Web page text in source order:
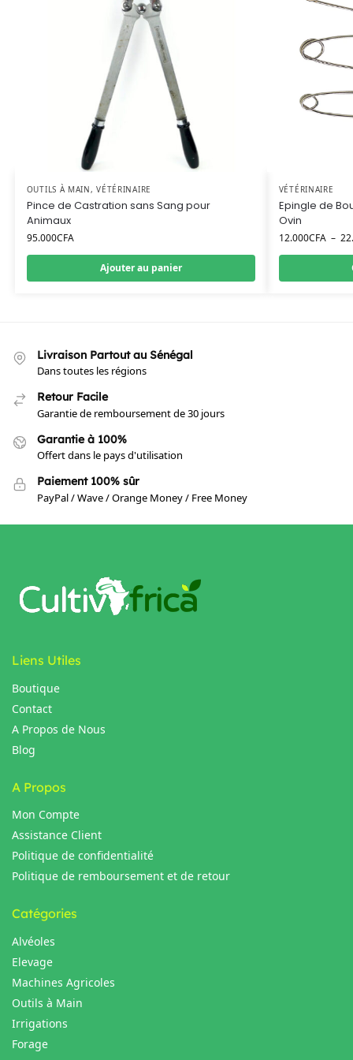
OUTILS À MAIN,VÉTÉRINAIRE
Pince de Castration sans Sang pour
Animaux
95.000CFA
Ajouter au panier
VÉTÉRINAIRE
Epingle de
Ovin
12.000CFA –
Livraison Partout au Sénégal
Dans toutes les régions
Retour Facile
Garantie de remboursement de 30 jours
Garantie à 100%
Offert dans le pays d'utilisation
Paiement 100% sûr
PayPal / Wave / Orange Money / Free Money
Liens Utiles
Boutique
Contact
A Propos de Nous
Blog
A Propos
Mon Compte
Assistance Client
Politique de confidentialité
Politique de remboursement et de retour
Catégories
Alvéoles
Elevage
Machines Agricoles
Outils à Main
Irrigations
Forage